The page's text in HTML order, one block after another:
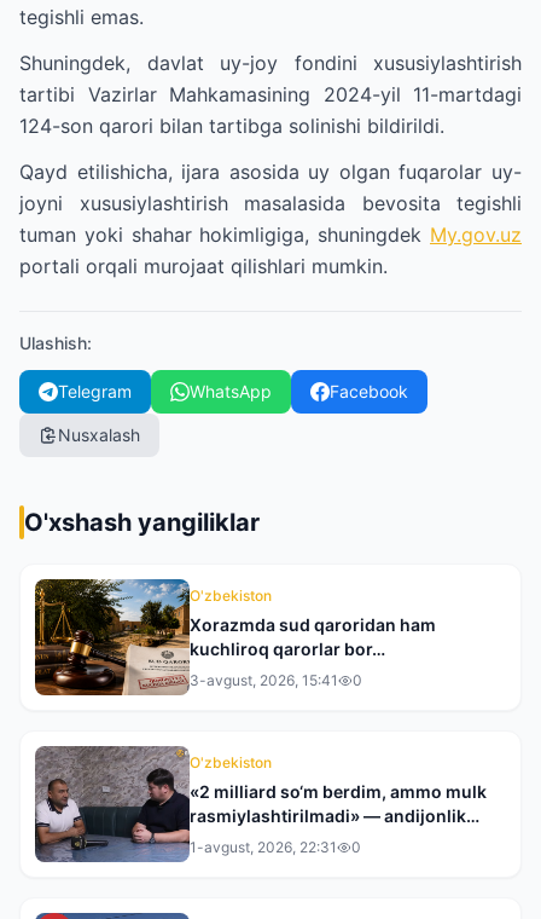
tegishli emas.
Shuningdek, davlat uy-joy fondini xususiylashtirish
tartibi Vazirlar Mahkamasining 2024-yil 11-martdagi
124-son qarori bilan tartibga solinishi bildirildi.
Qayd etilishicha, ijara asosida uy olgan fuqarolar uy-
joyni xususiylashtirish masalasida bevosita tegishli
tuman yoki shahar hokimligiga, shuningdek My.gov.uz
portali orqali murojaat qilishlari mumkin.
Ulashish:
Telegram WhatsApp Facebook
Nusxalash
O'xshash yangiliklar
O'zbekiston
Xorazmda sud qaroridan ham
kuchliroq qarorlar bor…
3-avgust, 2026, 15:41 0
O'zbekiston
«2 milliard so‘m berdim, ammo mulk
rasmiylashtirilmadi» — andijonlik
tadbirkor tergovdan norozi
1-avgust, 2026, 22:31 0